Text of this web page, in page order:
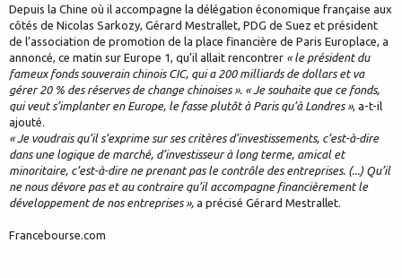
Depuis la Chine où il accompagne la délégation économique française aux
côtés de Nicolas Sarkozy, Gérard Mestrallet, PDG de Suez et président
de l’association de promotion de la place financière de Paris Europlace, a
annoncé, ce matin sur Europe 1, qu’il allait rencontrer « le président du
fameux fonds souverain chinois CIC, qui a 200 milliards de dollars et va
gérer 20 % des réserves de change chinoises ». « Je souhaite que ce fonds,
qui veut s’implanter en Europe, le fasse plutôt à Paris qu’à Londres », a-t-il
ajouté.
« Je voudrais qu’il s’exprime sur ses critères d’investissements, c’est-à-dire
dans une logique de marché, d’investisseur à long terme, amical et
minoritaire, c’est-à-dire ne prenant pas le contrôle des entreprises. (...) Qu’il
ne nous dévore pas et au contraire qu’il accompagne financièrement le
développement de nos entreprises », a précisé Gérard Mestrallet.
Francebourse.com